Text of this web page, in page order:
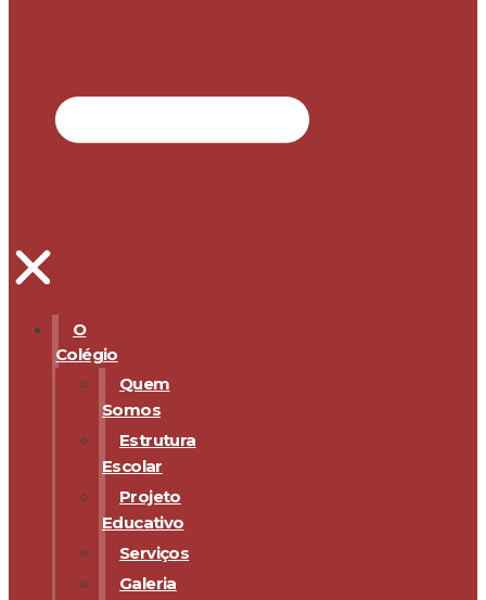
O
Colégio
Quem
Somos
Estrutura
Escolar
Projeto
Educativo
Serviços
Galeria